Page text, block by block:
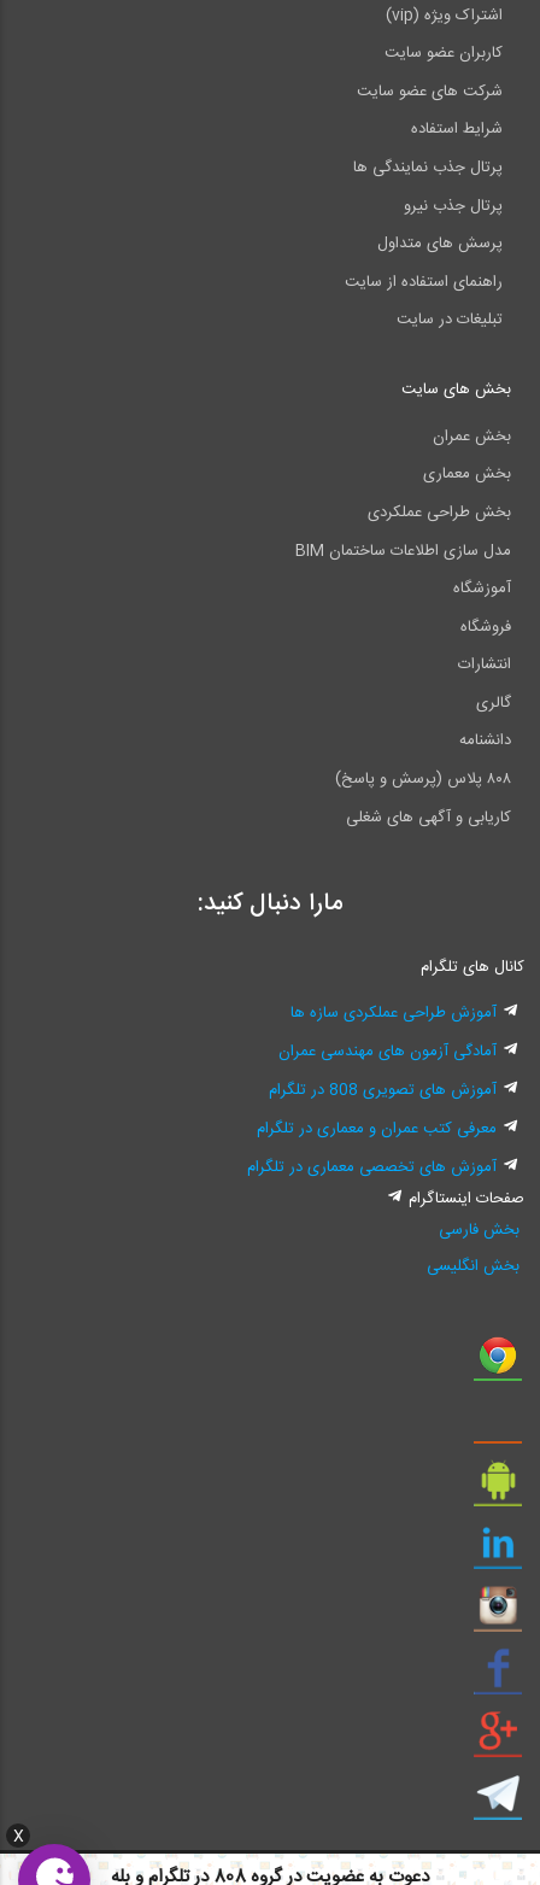
X
دعوت به عضویت در گروه 808 در تلگرام و بله
اشتراک ویژه (vip)
کاربران عضو سایت
شرکت های عضو سایت
شرایط استفاده
پرتال جذب نمایندگی ها
پرتال جذب نیرو
پرسش های متداول
راهنمای استفاده از سایت
تبلیغات در سایت
بخش های سایت
بخش عمران
بخش معماری
بخش طراحی عملکردی
مدل سازی اطلاعات ساختمان BIM
آموزشگاه
فروشگاه
انتشارات
گالری
دانشنامه
۸۰۸ پلاس (پرسش و پاسخ)
کاریابی و آگهی های شغلی
مارا دنبال کنید:
کانال های تلگرام
آموزش طراحی عملکردی سازه ها
آمادگی آزمون های مهندسی عمران
آموزش های تصویری 808 در تلگرام
معرفی کتب عمران و معماری در تلگرام
آموزش های تخصصی معماری در تلگرام
صفحات اینستاگرام
بخش فارسی
بخش انگلیسی